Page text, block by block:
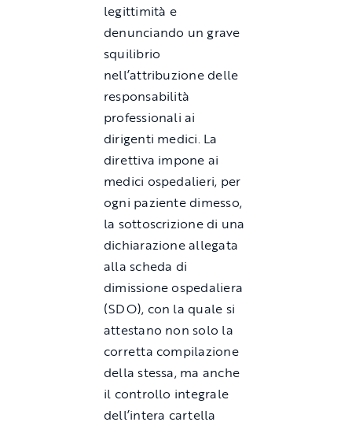
legittimità e
denunciando un grave
squilibrio
nell’attribuzione delle
responsabilità
professionali ai
dirigenti medici. La
direttiva impone ai
medici ospedalieri, per
ogni paziente dimesso,
la sottoscrizione di una
dichiarazione allegata
alla scheda di
dimissione ospedaliera
(SDO), con la quale si
attestano non solo la
corretta compilazione
della stessa, ma anche
il controllo integrale
dell’intera cartella